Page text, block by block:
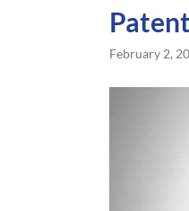
February 2,